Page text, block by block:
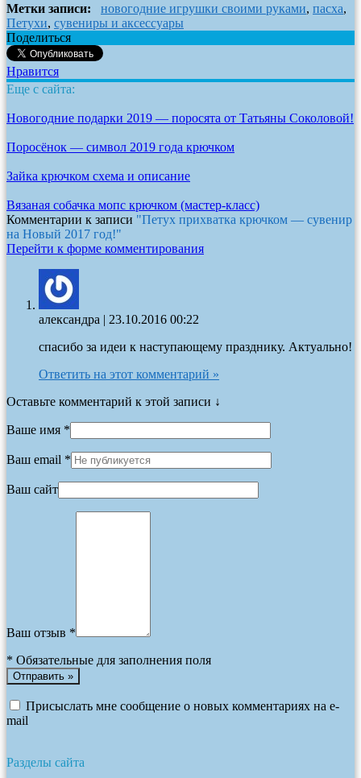
Метки записи: новогодние игрушки своими руками, пасха,
Петухи, сувениры и аксессуары
Поделиться
Нравится
Еще с сайта:
Новогодние подарки 2019 — поросята от Татьяны Соколовой!
Поросёнок — символ 2019 года крючком
Зайка крючком схема и описание
Вязаная собачка мопс крючком (мастер-класс)
Комментарии к записи "Петух прихватка крючком — сувенир
на Новый 2017 год!"
Перейти к форме комментирования
александра | 23.10.2016 00:22
спасибо за идеи к наступающему празднику. Актуально!
Ответить на этот комментарий »
Оставьте комментарий к этой записи ↓
Ваше имя *
Ваш email *
Ваш сайт
Ваш отзыв *
* Обязательные для заполнения поля
Присыслать мне сообщение о новых комментариях на e-
mail
Разделы сайта